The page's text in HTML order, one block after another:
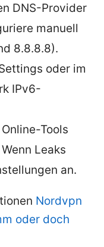
DNS-Provider
manuell
8.8.8.8).
oder im
IPv6-
Tools
Leaks
an.
Nordvpn
oder doch